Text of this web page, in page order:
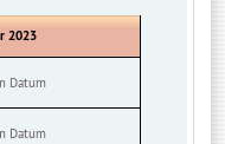
2023
Datum
Datum